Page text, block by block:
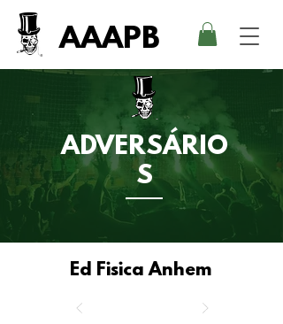
AAAPB
ADVERSÁRIO
S
Ed Fisica Anhem